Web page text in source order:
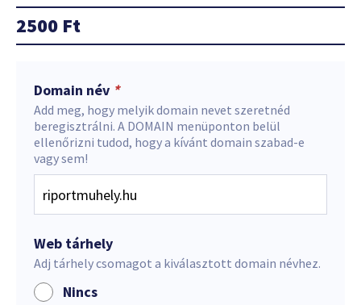
2500 Ft
Domain név *
Add meg, hogy melyik domain nevet szeretnéd
beregisztrálni. A DOMAIN menüponton belül
ellenőrizni tudod, hogy a kívánt domain szabad-e
vagy sem!
Web tárhely
Adj tárhely csomagot a kiválasztott domain névhez.
Nincs